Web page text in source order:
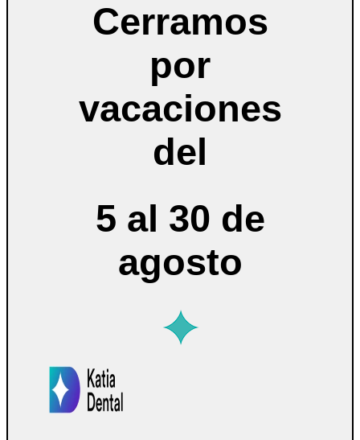
Cerramos
por
vacaciones
del
5 al 30 de
agosto